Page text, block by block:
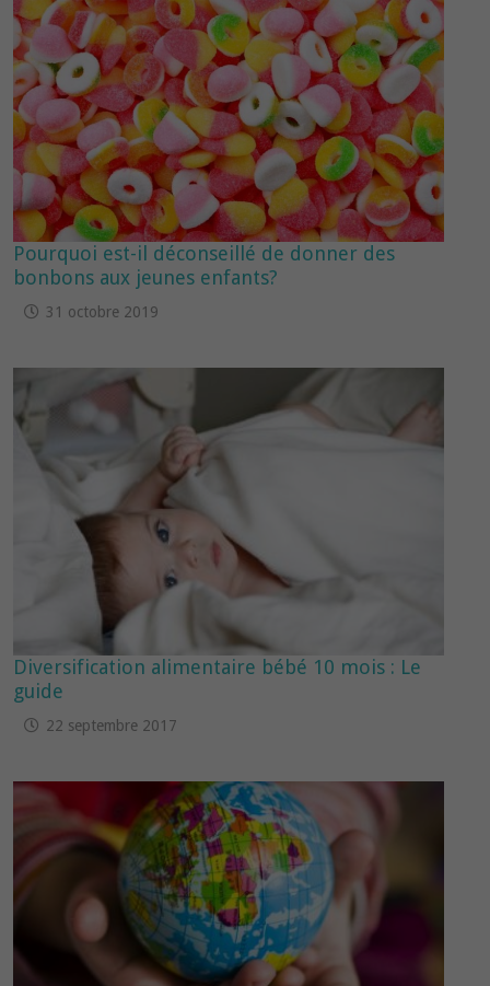
Pourquoi est-il déconseillé de donner des
bonbons aux jeunes enfants?
31 octobre 2019
Diversification alimentaire bébé 10 mois : Le
guide
22 septembre 2017